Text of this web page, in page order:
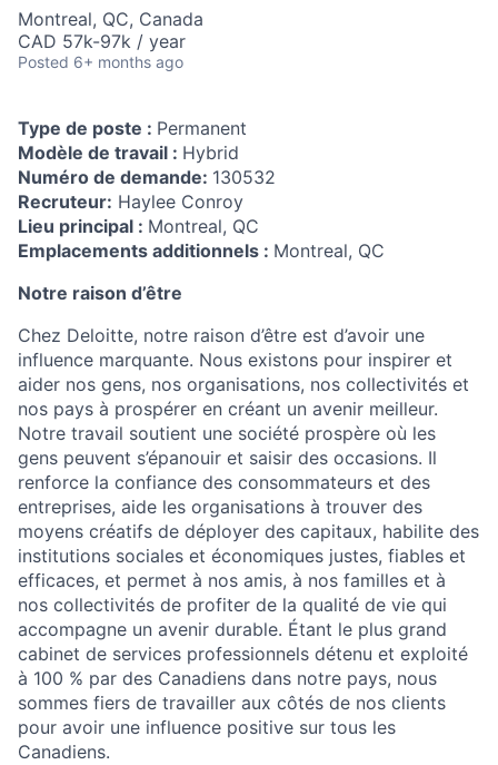
Montreal, QC, Canada
CAD 57k-97k / year
Posted 6+ months ago
Type de poste : Permanent
Modèle de travail : Hybrid
Numéro de demande: 130532
Recruteur: Haylee Conroy
Lieu principal : Montreal, QC
Emplacements additionnels : Montreal, QC
Notre raison d’être
Chez Deloitte, notre raison d’être est d’avoir une
influence marquante. Nous existons pour inspirer et
aider nos gens, nos organisations, nos collectivités et
nos pays à prospérer en créant un avenir meilleur.
Notre travail soutient une société prospère où les
gens peuvent s’épanouir et saisir des occasions. Il
renforce la confiance des consommateurs et des
entreprises, aide les organisations à trouver des
moyens créatifs de déployer des capitaux, habilite des
institutions sociales et économiques justes, fiables et
efficaces, et permet à nos amis, à nos familles et à
nos collectivités de profiter de la qualité de vie qui
accompagne un avenir durable. Étant le plus grand
cabinet de services professionnels détenu et exploité
à 100 % par des Canadiens dans notre pays, nous
sommes fiers de travailler aux côtés de nos clients
pour avoir une influence positive sur tous les
Canadiens.